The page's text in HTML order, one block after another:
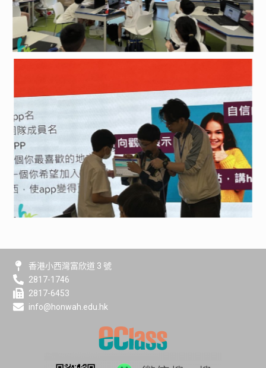
香港小西灣富欣道 3 號
2817-1746
2817-6453
info@honwah.edu.hk